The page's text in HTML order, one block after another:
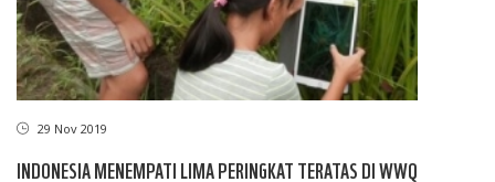
29 Nov 2019
INDONESIA MENEMPATI LIMA PERINGKAT TERATAS DI WWQ